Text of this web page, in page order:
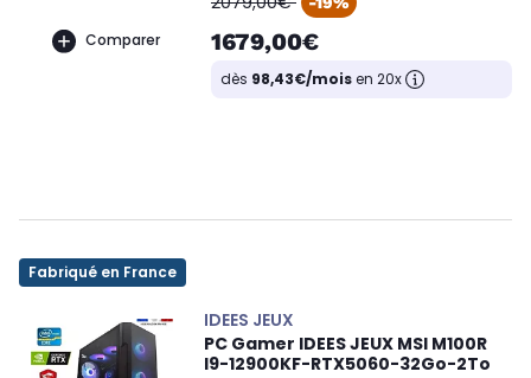
Comparer 1679,00€
dès 98,43€/moisen 20x
Fabriqué en France
IDEES JEUX
PC Gamer IDEES JEUX MSI M100R
I9-12900KF-RTX5060-32Go-2To